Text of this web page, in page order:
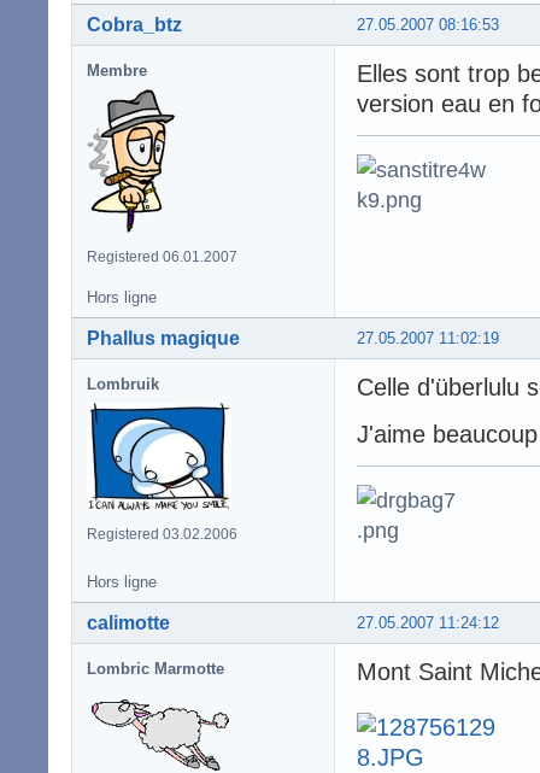
27.05.2007 08:16:53
Cobra_btz
Membre
Registered 06.01.2007
Elles sont trop
version eau en
Hors ligne
27.05.2007 11:02:19
Phallus magique
Lombruik
Registered 03.02.2006
Celle d'überlulu
J'aime
Hors ligne
27.05.2007 11:24:12
calimotte
Lombric Marmotte Mont Saint